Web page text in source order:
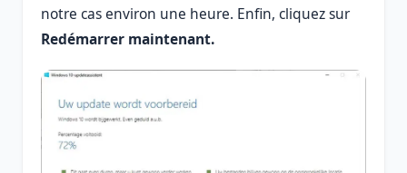
notre cas environ une heure. Enfin, cliquez sur
Redémarrer maintenant.